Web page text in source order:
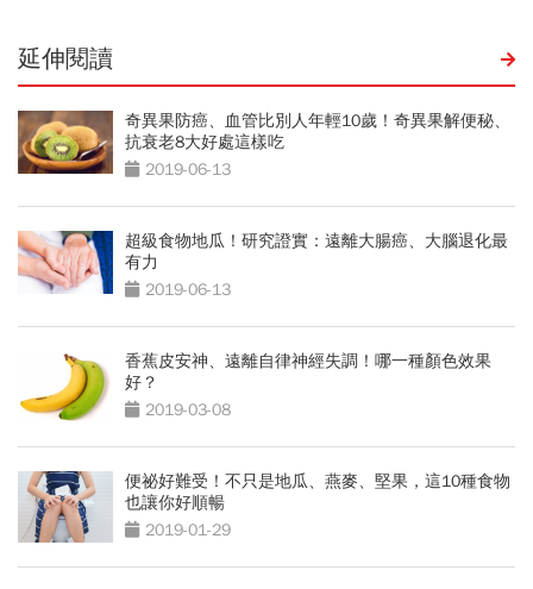
延伸閱讀
奇異果防癌、血管比別人年輕10歲！奇異果解便秘、
抗衰老8大好處這樣吃
2019-06-13
超級食物地瓜！研究證實：遠離大腸癌、大腦退化最
有力
2019-06-13
香蕉皮安神、遠離自律神經失調！哪一種顏色效果
好？
2019-03-08
便祕好難受！不只是地瓜、燕麥、堅果，這10種食物
也讓你好順暢
2019-01-29